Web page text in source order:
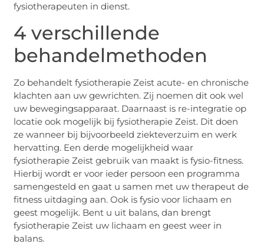
fysiotherapeuten in dienst.
4 verschillende
behandelmethoden
Zo behandelt fysiotherapie Zeist acute- en chronische
klachten aan uw gewrichten. Zij noemen dit ook wel
uw bewegingsapparaat. Daarnaast is re-integratie op
locatie ook mogelijk bij fysiotherapie Zeist. Dit doen
ze wanneer bij bijvoorbeeld ziekteverzuim en werk
hervatting. Een derde mogelijkheid waar
fysiotherapie Zeist gebruik van maakt is fysio-fitness.
Hierbij wordt er voor ieder persoon een programma
samengesteld en gaat u samen met uw therapeut de
fitness uitdaging aan. Ook is fysio voor lichaam en
geest mogelijk. Bent u uit balans, dan brengt
fysiotherapie Zeist uw lichaam en geest weer in
balans.